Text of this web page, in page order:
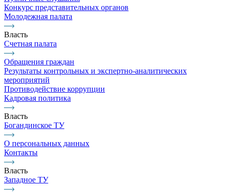
Конкурс представительных органов
Молодежная палата
Власть
Счетная палата
Обращения граждан
Результаты контрольных и экспертно-аналитических
мероприятий
Противодействие коррупции
Кадровая политика
Власть
Богандинское ТУ
О персональных данных
Контакты
Власть
Западное ТУ